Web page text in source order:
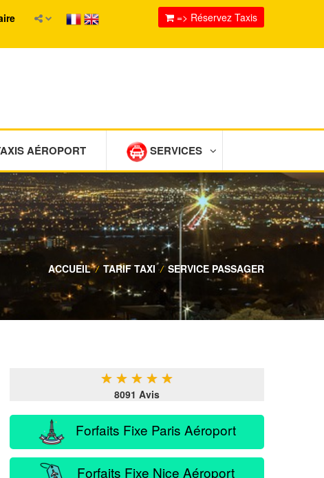
=> Réservez Taxis
AÉROPORT SERVICES
ACCUEIL / TARIF TAXI / SERVICE PASSAGER
★ ★ ★ ★ ★
8091 Avis
Forfaits Fixe Paris Aéroport
Forfaits Fixe Nice Aéroport